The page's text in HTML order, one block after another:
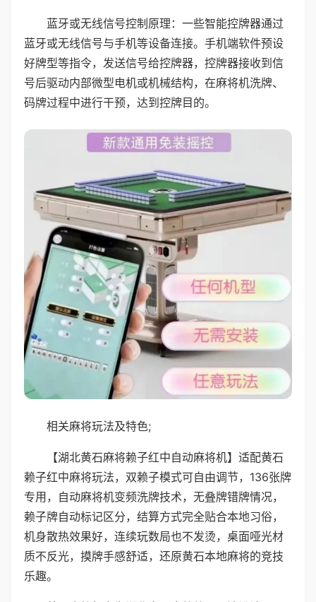
蓝牙或无线信号控制原理：一些智能控牌器通过
蓝牙或无线信号与手机等设备连接。手机端软件预设
好牌型等指令，发送信号给控牌器，控牌器接收到信
号后驱动内部微型电机或机械结构，在麻将机洗牌、
码牌过程中进行干预，达到控牌目的。
相关麻将玩法及特色;
【湖北黄石麻将赖子红中自动麻将机】适配黄石
赖子红中麻将玩法，双赖子模式可自由调节，136张牌
专用，自动麻将机变频洗牌技术，无叠牌错牌情况，
赖子牌自动标记区分，结算方式完全贴合本地习俗，
机身散热效果好，连续玩数局也不发烫，桌面哑光材
质不反光，摸牌手感舒适，还原黄石本地麻将的竞技
乐趣。